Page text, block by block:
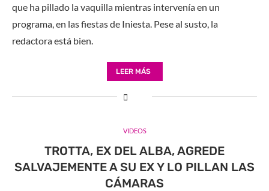
que ha pillado la vaquilla mientras intervenía en un
programa, en las fiestas de Iniesta. Pese al susto, la
redactora está bien.
LEER MÁS
VIDEOS
TROTTA, EX DEL ALBA, AGREDE
SALVAJEMENTE A SU EX Y LO PILLAN LAS
CÁMARAS